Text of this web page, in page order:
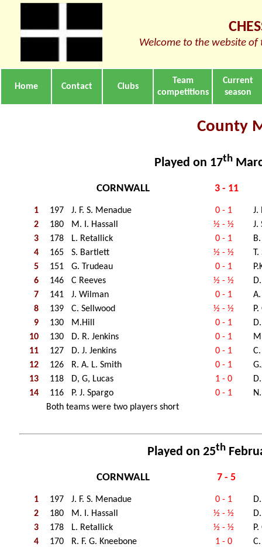
Welcome to the website of
Home Contact Clubs
Team
competitions
Current
season
County
Played on 17th
CORNWALL 3 - 11
1 197 J. F. S. Menadue 0 - 1
J.
2
180 M. I. Hassall ½ - ½
J.
3
178 L. Retallick 0 - 1
4
165 S. Bartlett ½ - ½
5
151 G. Trudeau 0 - 1
6
146 C Reeves ½ - ½
7
141 J. Wilman 0 - 1
8
139 C. Sellwood ½ - ½
9
130 M.Hill 0 - 1
10
130 D. R. Jenkins 0 - 1
11
127 D. J. Jenkins 0 - 1
12
126 R. A. L. Smith 0 - 1
13
118 D, G, Lucas 1 - 0
14
116 P. J. Spargo 0 - 1
Both teams were two players short
Played on 25th
CORNWALL 7 - 5
1 197 J. F. S. Menadue 0 - 1
2
180 M. I. Hassall ½ - ½
3
178 L. Retallick ½ - ½
4
170 R. F. G. Kneebone 1 - 0